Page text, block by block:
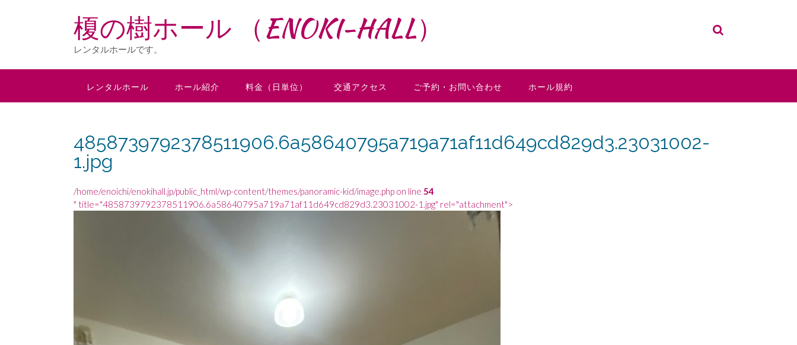
榎の樹ホール （ENOKI-HALL）
レンタルホールです。
レンタルホール ホール紹介 料金（日単位） 交通アクセス ご予約・お問い合わせ ホール規約
4858739792378511906.6a58640795a719a71af11d649cd829d3.23031002-
1.jpg
/home/enoichi/enokihall.jp/public_html/wp-content/themes/panoramic-kid/image.php on line 54
" title="4858739792378511906.6a58640795a719a71af11d649cd829d3.23031002-1.jpg" rel="attachment">